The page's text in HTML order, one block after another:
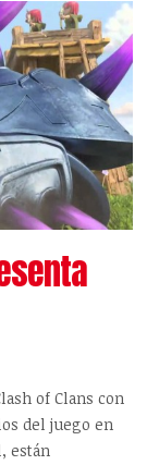
of Clans con
del juego en
están